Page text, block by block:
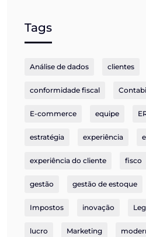
Tags
Análise de dados clientes
conformidade fiscal
E-commerce equipe
estratégia experiência
experiência do cliente fisco
gestão gestão de estoque
Impostos inovação
lucro Marketing